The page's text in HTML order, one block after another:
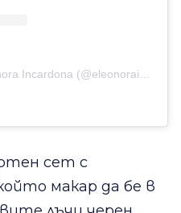
(@eleonoraincardona)
сет с
макар да бе в